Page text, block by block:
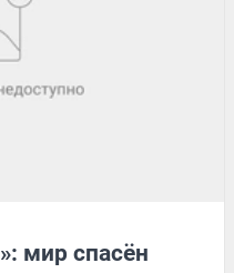
мир спасён